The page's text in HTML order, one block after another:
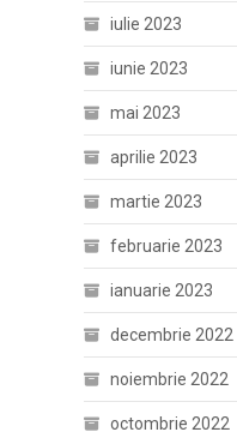
iulie 2023
iunie 2023
mai 2023
aprilie 2023
martie 2023
februarie 2023
ianuarie 2023
decembrie 2022
noiembrie 2022
octombrie 2022